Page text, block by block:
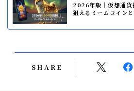
2026年版｜仮想通貨
狙えるミームコイン
SHARE